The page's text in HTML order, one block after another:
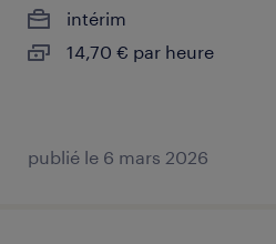
intérim
14,70 € par heure
publié le 6 mars 2026